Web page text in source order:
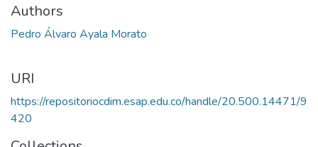
Authors
Pedro Álvaro Ayala Morato
URI
https://repositoriocdim.esap.edu.co/handle/20.500.14471/9
420